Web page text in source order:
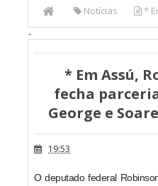
Notícias *
parceria com grupo de
-
* Em Assú,
fecha
George e
19:53
O deputado federal